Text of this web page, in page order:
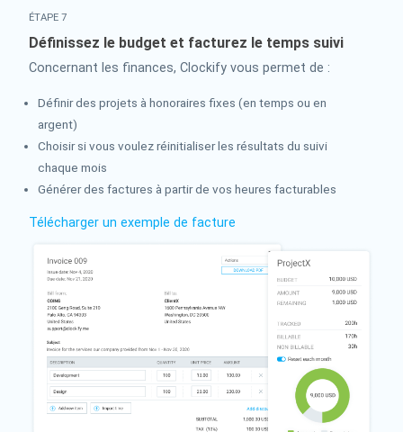
ÉTAPE 7
Définissez le budget et facturez le temps suivi
Concernant les finances, Clockify vous permet de :
Définir des projets à honoraires fixes (en temps ou en
argent)
Choisir si vous voulez réinitialiser les résultats du suivi
chaque mois
Générer des factures à partir de vos heures facturables
Télécharger un exemple de facture